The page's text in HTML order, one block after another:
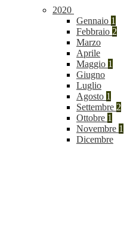
2020
Gennaio 1
Febbraio 2
Marzo
Aprile
Maggio 1
Giugno
Luglio
Agosto 1
Settembre 2
Ottobre 1
Novembre 1
Dicembre